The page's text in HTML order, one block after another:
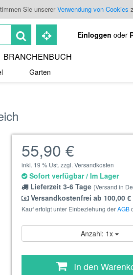
Sie unsererVerwendung von Cookies
Einloggen oder
BRANCHENBUCH
Garten
55,90 €
inkl. 19 % Ust. zzgl. Versandkosten
Sofort verfügbar / Im Lager
Lieferzeit 3-6 Tage (Versand in
Versandkostenfrei ab 100,00 €
Kauf erfolgt unter Einbeziehung derAGB
Anzahl: 1x
In den